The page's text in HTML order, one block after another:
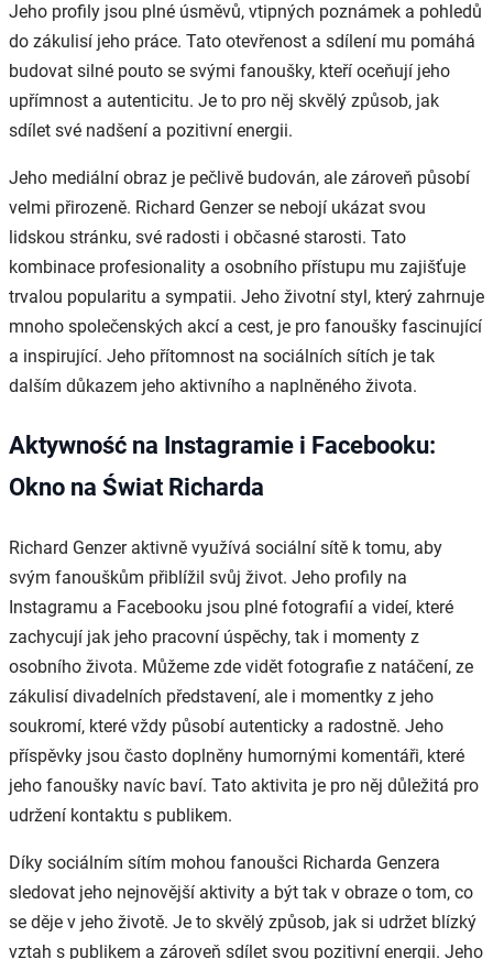
Jeho profily jsou plné úsměvů, vtipných poznámek a pohledů
do zákulisí jeho práce. Tato otevřenost a sdílení mu pomáhá
budovat silné pouto se svými fanoušky, kteří oceňují jeho
upřímnost a autenticitu. Je to pro něj skvělý způsob, jak
sdílet své nadšení a pozitivní energii.
Jeho mediální obraz je pečlivě budován, ale zároveň působí
velmi přirozeně. Richard Genzer se nebojí ukázat svou
lidskou stránku, své radosti i občasné starosti. Tato
kombinace profesionality a osobního přístupu mu zajišťuje
trvalou popularitu a sympatii. Jeho životní styl, který zahrnuje
mnoho společenských akcí a cest, je pro fanoušky fascinující
a inspirující. Jeho přítomnost na sociálních sítích je tak
dalším důkazem jeho aktivního a naplněného života.
Aktywność na Instagramie i Facebooku:
Okno na Świat Richarda
Richard Genzer aktivně využívá sociální sítě k tomu, aby
svým fanouškům přiblížil svůj život. Jeho profily na
Instagramu a Facebooku jsou plné fotografií a videí, které
zachycují jak jeho pracovní úspěchy, tak i momenty z
osobního života. Můžeme zde vidět fotografie z natáčení, ze
zákulisí divadelních představení, ale i momentky z jeho
soukromí, které vždy působí autenticky a radostně. Jeho
příspěvky jsou často doplněny humornými komentáři, které
jeho fanoušky navíc baví. Tato aktivita je pro něj důležitá pro
udržení kontaktu s publikem.
Díky sociálním sítím mohou fanoušci Richarda Genzera
sledovat jeho nejnovější aktivity a být tak v obraze o tom, co
se děje v jeho životě. Je to skvělý způsob, jak si udržet blízký
vztah s publikem a zároveň sdílet svou pozitivní energii. Jeho